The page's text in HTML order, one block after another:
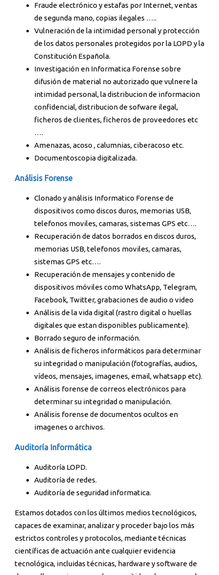
Fraude electrónico y estafas por Internet, ventas
de segunda mano, copias ilegales …..
Vulneración de la intimidad personal y protección
de los datos personales protegidos por la LOPD y la
Constitución Española.
Investigación en Informatica Forense sobre
difusión de material no autorizado que vulnere la
intimidad personal, la distribucion de informacion
confidencial, distribucion de sofware ilegal,
ficheros de clientes, ficheros de proveedores etc
….
Amenazas, acoso , calumnias, ciberacoso etc.
Documentoscopia digitalizada.
Análisis Forense
Clonado y análisis Informatico Forense de
dispositivos como discos duros, memorias USB,
telefonos moviles, camaras, sistemas GPS etc….
Recuperación de datos borrados en discos duros,
memorias USB, telefonos moviles, camaras,
sistemas GPS etc….
Recuperación de mensajes y contenido de
dispositivos móviles como WhatsApp, Telegram,
Facebook, Twitter, grabaciones de audio o video
Análisis de la vida digital (rastro digital o huellas
digitales que estan disponibles publicamente).
Borrado seguro de información.
Análisis de ficheros informáticos para determinar
su integridad o manipulación (fotografías, audios,
vídeos, mensajes, imagenes, email, whatsapp etc).
Análisis forense de correos electrónicos para
determinar su integridad o manipulación.
Análisis forense de documentos ocultos en
imagenes o archivos.
Auditoría Informática
Auditoría LOPD.
Auditoría de redes.
Auditoría de seguridad informatica.
Estamos dotados con los últimos medios tecnológicos,
capaces de examinar, analizar y proceder bajo los más
estrictos controles y protocolos, mediante técnicas
científicas de actuación ante cualquier evidencia
tecnológica, incluidas técnicas, hardware y software de